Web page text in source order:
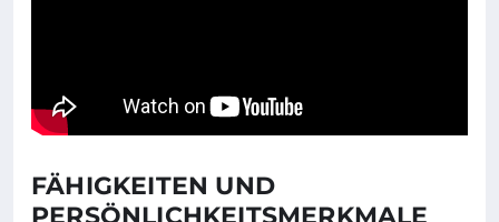
FÄHIGKEITEN UND
PERSÖNLICHKEITSMERKMALE